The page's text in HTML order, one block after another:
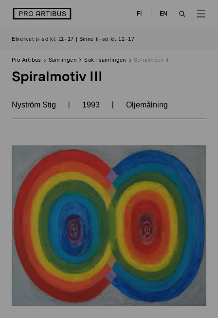
logo FI
EN
Elverket ti–sö kl. 11–17 | Sinne ti–sö kl. 12–17
Pro Artibus Samlingen Sök i samlingen Spiralmotiv III
Spiralmotiv III
Nyström Stig | 1993 | Oljemålning